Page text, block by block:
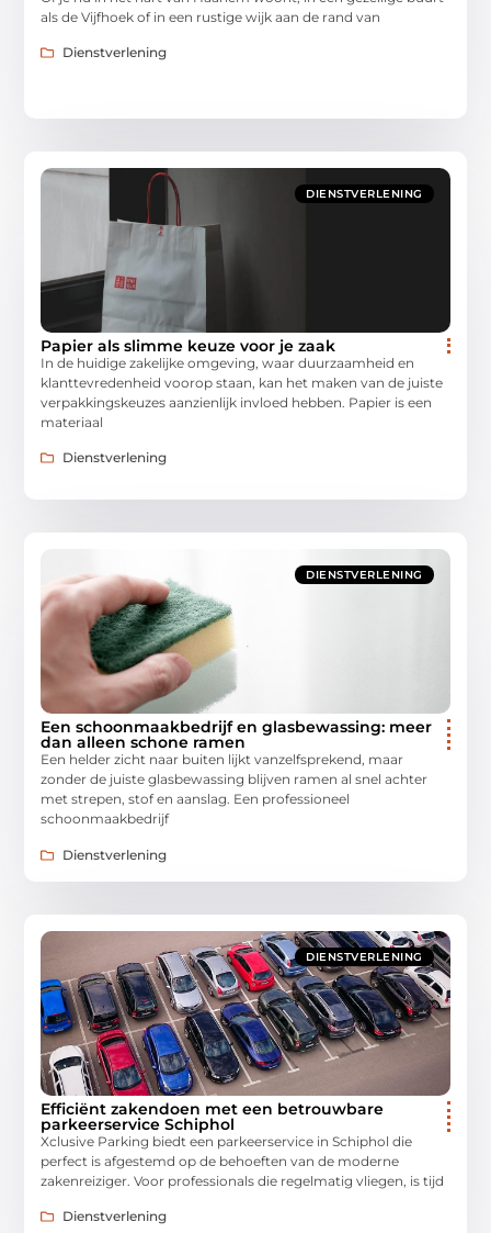
als de Vijfhoek of in een rustige wijk aan de rand van
Dienstverlening
DIENSTVERLENING
Papier als slimme keuze voor je zaak
In de huidige zakelijke omgeving, waar duurzaamheid en
klanttevredenheid voorop staan, kan het maken van de juiste
verpakkingskeuzes aanzienlijk invloed hebben. Papier is een
materiaal
Dienstverlening
DIENSTVERLENING
Een schoonmaakbedrijf en glasbewassing: meer
dan alleen schone ramen
Een helder zicht naar buiten lijkt vanzelfsprekend, maar
zonder de juiste glasbewassing blijven ramen al snel achter
met strepen, stof en aanslag. Een professioneel
schoonmaakbedrijf
Dienstverlening
DIENSTVERLENING
Efficiënt zakendoen met een betrouwbare
parkeerservice Schiphol
Xclusive Parking biedt een parkeerservice in Schiphol die
perfect is afgestemd op de behoeften van de moderne
zakenreiziger. Voor professionals die regelmatig vliegen, is tijd
Dienstverlening